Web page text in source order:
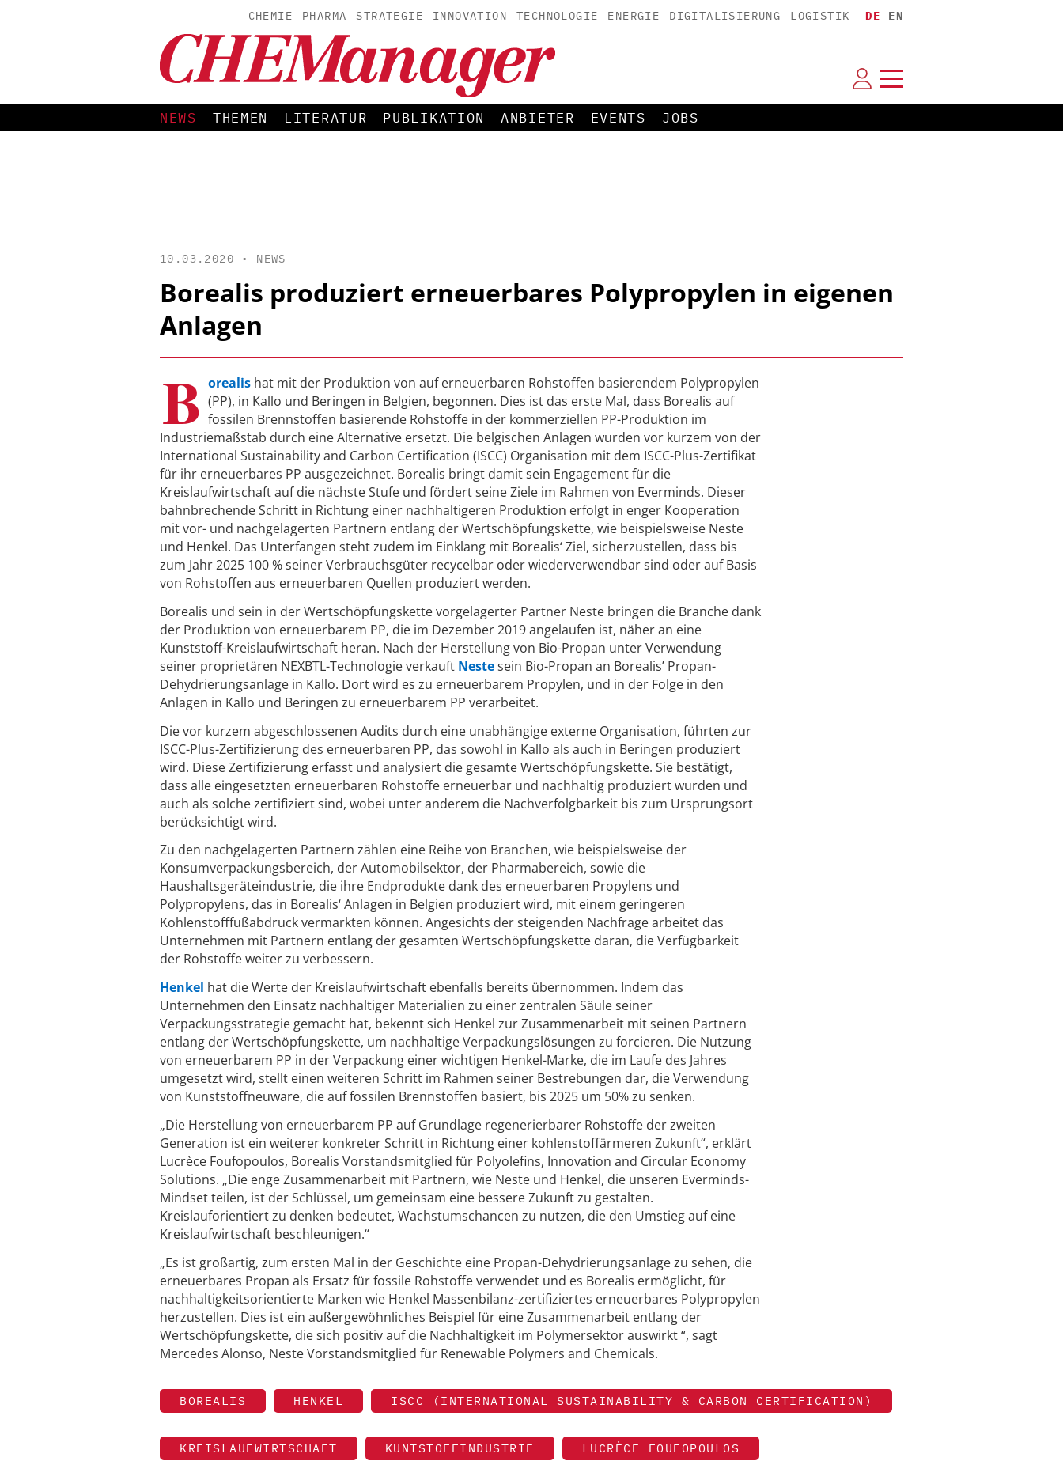
CHEMIE PHARMA STRATEGIE INNOVATION TECHNOLOGIE ENERGIE DIGITALISIERUNG LOGISTIK DE EN
NEWS THEMEN LITERATUR PUBLIKATION ANBIETER EVENTS JOBS
10.03.2020 • NEWS
Borealis produziert erneuerbares Polypropylen in eigenen
Anlagen
B orealis hat mit der Produktion von auf erneuerbaren Rohstoffen basierendem Polypropylen
(PP), in Kallo und Beringen in Belgien, begonnen. Dies ist das erste Mal, dass Borealis auf
fossilen Brennstoffen basierende Rohstoffe in der kommerziellen PP-Produktion im
Industriemaßstab durch eine Alternative ersetzt. Die belgischen Anlagen wurden vor kurzem von der
International Sustainability and Carbon Certification (ISCC) Organisation mit dem ISCC-Plus-Zertifikat
für ihr erneuerbares PP ausgezeichnet. Borealis bringt damit sein Engagement für die
Kreislaufwirtschaft auf die nächste Stufe und fördert seine Ziele im Rahmen von Everminds. Dieser
bahnbrechende Schritt in Richtung einer nachhaltigeren Produktion erfolgt in enger Kooperation
mit vor- und nachgelagerten Partnern entlang der Wertschöpfungskette, wie beispielsweise Neste
und Henkel. Das Unterfangen steht zudem im Einklang mit Borealis‘ Ziel, sicherzustellen, dass bis
zum Jahr 2025 100 % seiner Verbrauchsgüter recycelbar oder wiederverwendbar sind oder auf Basis
von Rohstoffen aus erneuerbaren Quellen produziert werden.
Borealis und sein in der Wertschöpfungskette vorgelagerter Partner Neste bringen die Branche dank
der Produktion von erneuerbarem PP, die im Dezember 2019 angelaufen ist, näher an eine
Kunststoff-Kreislaufwirtschaft heran. Nach der Herstellung von Bio-Propan unter Verwendung
seiner proprietären NEXBTL-Technologie verkauft Nestesein Bio-Propan an Borealis’ Propan-
Dehydrierungsanlage in Kallo. Dort wird es zu erneuerbarem Propylen, und in der Folge in den
Anlagen in Kallo und Beringen zu erneuerbarem PP verarbeitet.
Die vor kurzem abgeschlossenen Audits durch eine unabhängige externe Organisation, führten zur
ISCC-Plus-Zertifizierung des erneuerbaren PP, das sowohl in Kallo als auch in Beringen produziert
wird. Diese Zertifizierung erfasst und analysiert die gesamte Wertschöpfungskette. Sie bestätigt,
dass alle eingesetzten erneuerbaren Rohstoffe erneuerbar und nachhaltig produziert wurden und
auch als solche zertifiziert sind, wobei unter anderem die Nachverfolgbarkeit bis zum Ursprungsort
berücksichtigt wird.
Zu den nachgelagerten Partnern zählen eine Reihe von Branchen, wie beispielsweise der
Konsumverpackungsbereich, der Automobilsektor, der Pharmabereich, sowie die
Haushaltsgeräteindustrie, die ihre Endprodukte dank des erneuerbaren Propylens und
Polypropylens, das in Borealis‘ Anlagen in Belgien produziert wird, mit einem geringeren
Kohlenstofffußabdruck vermarkten können. Angesichts der steigenden Nachfrage arbeitet das
Unternehmen mit Partnern entlang der gesamten Wertschöpfungskette daran, die Verfügbarkeit
der Rohstoffe weiter zu verbessern.
Henkel hat die Werte der Kreislaufwirtschaft ebenfalls bereits übernommen. Indem das
Unternehmen den Einsatz nachhaltiger Materialien zu einer zentralen Säule seiner
Verpackungsstrategie gemacht hat, bekennt sich Henkel zur Zusammenarbeit mit seinen Partnern
entlang der Wertschöpfungskette, um nachhaltige Verpackungslösungen zu forcieren. Die Nutzung
von erneuerbarem PP in der Verpackung einer wichtigen Henkel-Marke, die im Laufe des Jahres
umgesetzt wird, stellt einen weiteren Schritt im Rahmen seiner Bestrebungen dar, die Verwendung
von Kunststoffneuware, die auf fossilen Brennstoffen basiert, bis 2025 um 50% zu senken.
„Die Herstellung von erneuerbarem PP auf Grundlage regenerierbarer Rohstoffe der zweiten
Generation ist ein weiterer konkreter Schritt in Richtung einer kohlenstoffärmeren Zukunft“, erklärt
Lucrèce Foufopoulos, Borealis Vorstandsmitglied für Polyolefins, Innovation and Circular Economy
Solutions. „Die enge Zusammenarbeit mit Partnern, wie Neste und Henkel, die unseren Everminds-
Mindset teilen, ist der Schlüssel, um gemeinsam eine bessere Zukunft zu gestalten.
Kreislauforientiert zu denken bedeutet, Wachstumschancen zu nutzen, die den Umstieg auf eine
Kreislaufwirtschaft beschleunigen.“
„Es ist großartig, zum ersten Mal in der Geschichte eine Propan-Dehydrierungsanlage zu sehen, die
erneuerbares Propan als Ersatz für fossile Rohstoffe verwendet und es Borealis ermöglicht, für
nachhaltigkeitsorientierte Marken wie Henkel Massenbilanz-zertifiziertes erneuerbares Polypropylen
herzustellen. Dies ist ein außergewöhnliches Beispiel für eine Zusammenarbeit entlang der
Wertschöpfungskette, die sich positiv auf die Nachhaltigkeit im Polymersektor auswirkt “, sagt
Mercedes Alonso, Neste Vorstandsmitglied für Renewable Polymers and Chemicals.
BOREALIS HENKEL ISCC (INTERNATIONAL SUSTAINABILITY & CARBON CERTIFICATION)
KREISLAUFWIRTSCHAFT KUNTSTOFFINDUSTRIE LUCRÈCE FOUFOPOULOS